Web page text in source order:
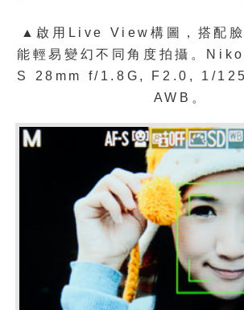
▲ 啟用Live View構圖，搭配臉
能輕易變幻不同角度拍攝。
S 28mm f/1.8G, F2.0, 1/
AWB。